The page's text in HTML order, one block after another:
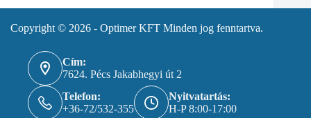
Copyright © 2026 - Optimer KFT Minden jog fenntartva.
Cím:
7624. Pécs Jakabhegyi út 2
Telefon:
+36-72/532-355
Nyitvatartás:
H-P 8:00-17:00